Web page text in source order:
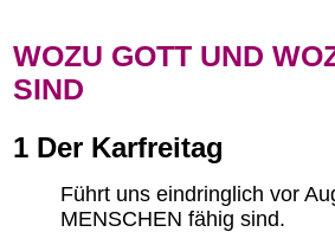
WOZU GOTT UND
SIND
1 Der Karfreitag
Führt uns eindringlich vor
MENSCHEN fähig sind.